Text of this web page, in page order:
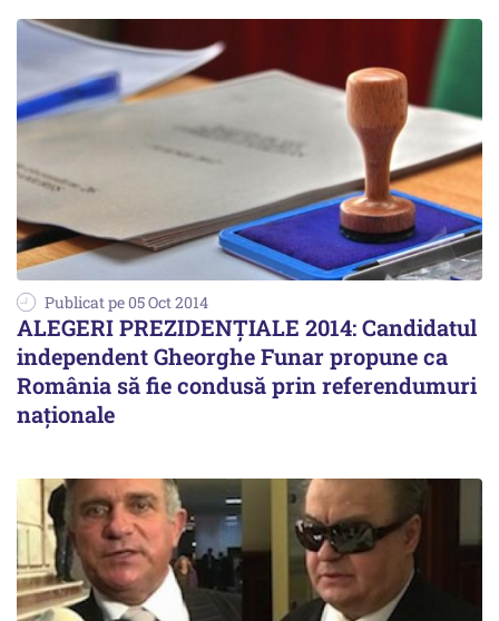
Publicat pe 05 Oct 2014
ALEGERI PREZIDENȚIALE 2014: Candidatul
independent Gheorghe Funar propune ca
România să fie condusă prin referendumuri
naționale